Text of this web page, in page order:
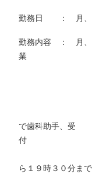
勤務日 ： 月、
勤務内容 ： 月、
１４時３
で歯科助手、受
土、
ら１９時３０分ま